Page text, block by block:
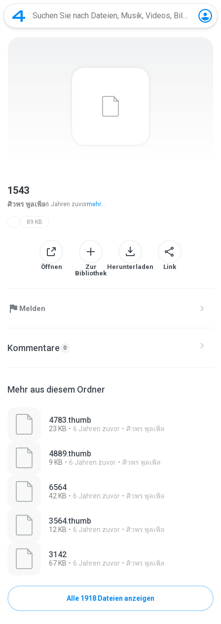
1543
ศิวพร พูลเพิ่ล6 Jahren zuvormehr...
89 KB
Öffnen
Zur
Bibliothek
Herunterladen Link
Melden
Kommentare 0
Mehr aus diesem Ordner
4783.thumb
23 KB 6 Jahren zuvor ศิวพร พูลเพิ่ล
4889.thumb
9 KB 6 Jahren zuvor ศิวพร พูลเพิ่ล
6564
42 KB 6 Jahren zuvor ศิวพร พูลเพิ่ล
3564.thumb
12 KB 6 Jahren zuvor ศิวพร พูลเพิ่ล
3142
67 KB 6 Jahren zuvor ศิวพร พูลเพิ่ล
Alle 1918 Dateien anzeigen